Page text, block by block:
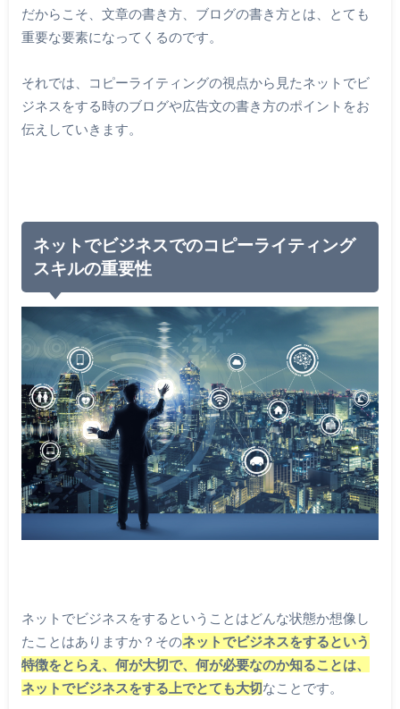
だからこそ、文章の書き方、ブログの書き方とは、とても
重要な要素になってくるのです。
それでは、コピーライティングの視点から見たネットでビ
ジネスをする時のブログや広告文の書き方のポイントをお
伝えしていきます。
ネットでビジネスでのコピーライティング
スキルの重要性
ネットでビジネスをするということはどんな状態か想像し
たことはありますか？そのネットでビジネスをするという
特徴をとらえ、何が大切で、何が必要なのか知ることは、
ネットでビジネスをする上でとても大切なことです。